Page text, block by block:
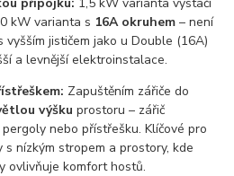
kW varianta s 16A okruhem – není
jističem jako u Double (16A)
a levnější elektroinstalace.
Zapuštěním zářiče do
výšku prostoru – zářič
nebo přístřešku. Klíčové pro
nízkým stropem a prostory, kde
ovlivňuje komfort hostů.